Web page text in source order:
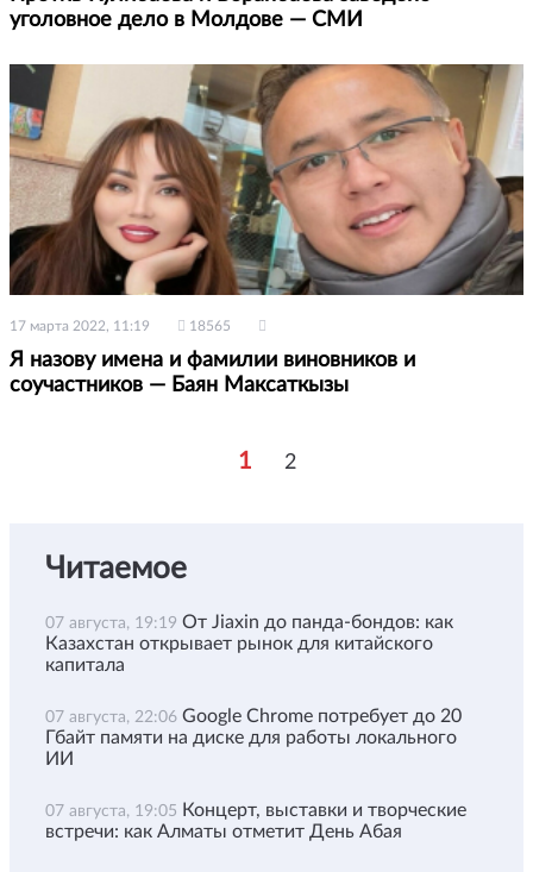
уголовное дело в Молдове — СМИ
17 марта 2022, 11:19 18565
Я назову имена и фамилии виновников и
соучастников — Баян Максаткызы
1 2
Читаемое
07 августа, 19:19 От Jiaxin до панда-бондов: как
Казахстан открывает рынок для китайского
капитала
07 августа, 22:06 Google Chrome потребует до 20
Гбайт памяти на диске для работы локального
ИИ
07 августа, 19:05 Концерт, выставки и творческие
встречи: как Алматы отметит День Абая